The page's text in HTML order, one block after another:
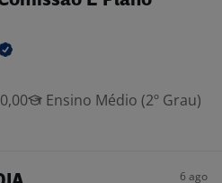
Ensino Médio (2º Grau)
6 ago